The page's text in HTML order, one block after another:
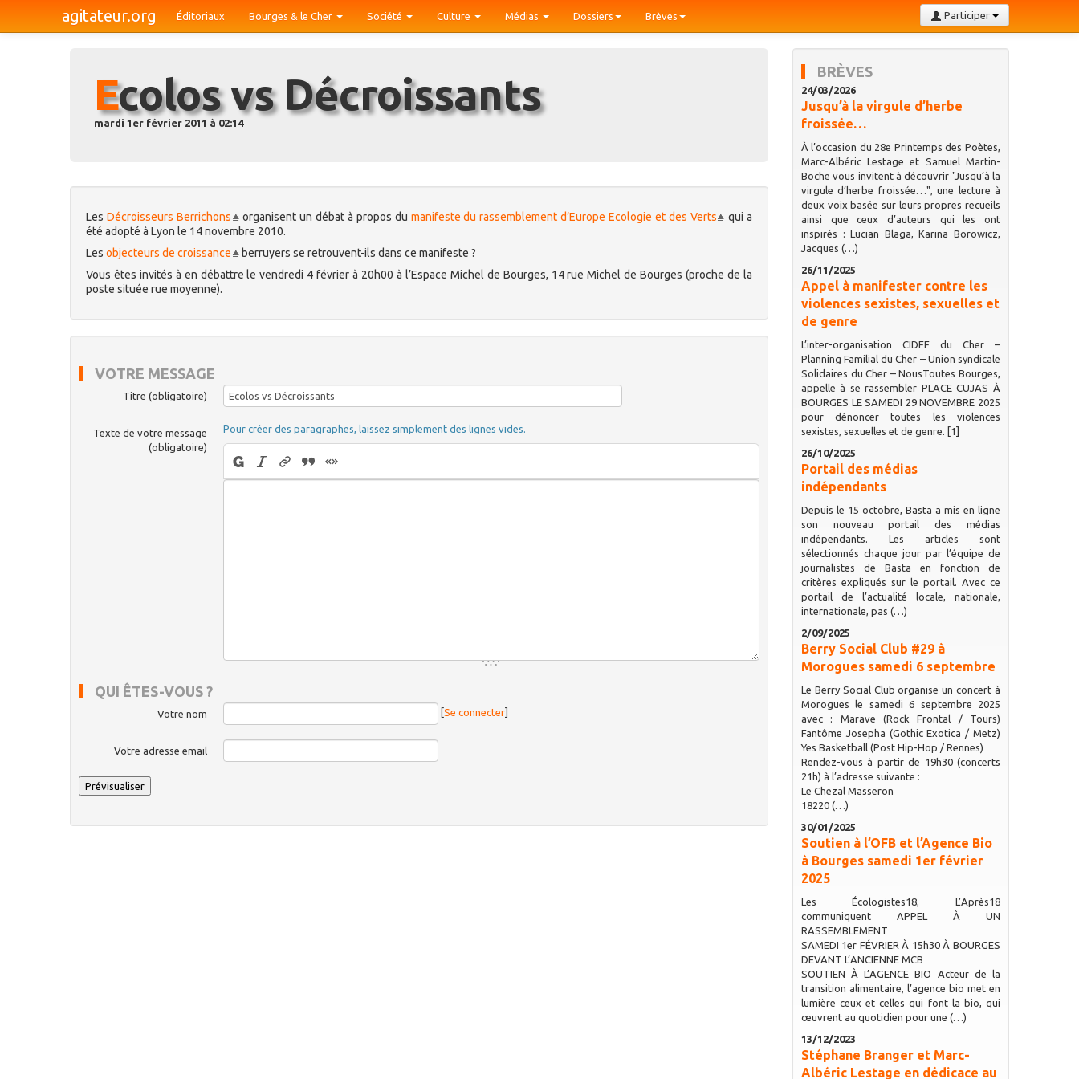
agitateur.org Participer
Éditoriaux Bourges & le Cher Société Culture Médias Dossiers Brèves
Ecolos vs Décroissants
mardi 1er février 2011 à 02:14
Les Décroisseurs Berrichons organisent un débat à propos du manifeste du rassemblement d’Europe Ecologie et des Verts
qui a
été adopté à Lyon le 14 novembre 2010.
Les objecteurs de croissance
berruyers se retrouvent-ils dans ce manifeste ?
Vous êtes invités à en débattre le vendredi 4 février à 20h00 à l’Espace Michel de Bourges, 14 rue Michel de Bourges (proche de la
poste située rue moyenne).
VOTRE MESSAGE
Titre (obligatoire)
Texte de votre message
(obligatoire)
Pour créer des paragraphes, laissez simplement des lignes vides.
QUI ÊTES-VOUS ?
Votre nom [Se connecter]
Votre adresse email
BRÈVES
24/03/2026
Jusqu’à la virgule d’herbe
froissée…
À l’occasion du 28e Printemps des Poètes,
Marc-Albéric Lestage et Samuel Martin-
Boche vous invitent à découvrir "Jusqu’à la
virgule d’herbe froissée…", une lecture à
deux voix basée sur leurs propres recueils
ainsi que ceux d’auteurs qui les ont
inspirés : Lucian Blaga, Karina Borowicz,
Jacques (…)
26/11/2025
Appel à manifester contre les
violences sexistes, sexuelles et
de genre
L’inter-organisation CIDFF du Cher –
Planning Familial du Cher – Union syndicale
Solidaires du Cher – NousToutes Bourges,
appelle à se rassembler PLACE CUJAS À
BOURGES LE SAMEDI 29 NOVEMBRE 2025
pour dénoncer toutes les violences
sexistes, sexuelles et de genre. [1]
26/10/2025
Portail des médias
indépendants
Depuis le 15 octobre, Basta a mis en ligne
son nouveau portail des médias
indépendants. Les articles sont
sélectionnés chaque jour par l’équipe de
journalistes de Basta en fonction de
critères expliqués sur le portail. Avec ce
portail de l’actualité locale, nationale,
internationale, pas (…)
2/09/2025
Berry Social Club #29 à
Morogues samedi 6 septembre
Le Berry Social Club organise un concert à
Morogues le samedi 6 septembre 2025
avec : Marave (Rock Frontal / Tours)
Fantôme Josepha (Gothic Exotica / Metz)
Yes Basketball (Post Hip-Hop / Rennes)
Rendez-vous à partir de 19h30 (concerts
21h) à l’adresse suivante :
Le Chezal Masseron
18220 (…)
30/01/2025
Soutien à l’OFB et l’Agence Bio
à Bourges samedi 1er février
2025
Les Écologistes18, L’Après18
communiquent APPEL À UN
RASSEMBLEMENT
SAMEDI 1er FÉVRIER À 15h30 À BOURGES
DEVANT L’ANCIENNE MCB
SOUTIEN À L’AGENCE BIO Acteur de la
transition alimentaire, l’agence bio met en
lumière ceux et celles qui font la bio, qui
œuvrent au quotidien pour une (…)
13/12/2023
Stéphane Branger et Marc-
Albéric Lestage en dédicace au